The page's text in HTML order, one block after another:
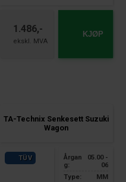
1.486,- KJØP
TA-Technix Senkesett Suzuki
Wagon
TÜV
Årgan
g:
05.00 -
06
Type:
MM